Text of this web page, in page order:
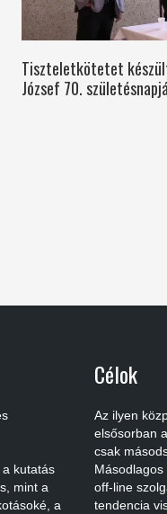
Tiszteletkötetet
József 70.
kutatás
mint a
a
Célok
Az ilyen
elsősorban
csak
off-line
tendencia